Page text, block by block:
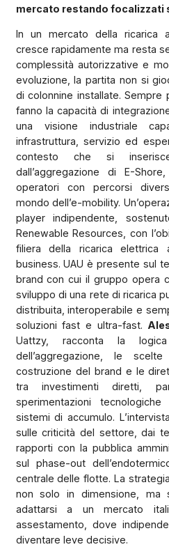
mercato restando focalizzati
In un mercato della ricarica
cresce rapidamente ma resta
complessità autorizzative e
evoluzione, la partita non si
di colonnine installate. Sempre
fanno la capacità di
una visione industriale
infrastruttura, servizio ed
contesto che si
dall’aggregazione di E-
operatori con percorsi
mondo dell’e-mobility.
player indipendente,
Renewable Resources, con
filiera della ricarica elettrica
business. UAU è presente sul
brand con cui il gruppo opera
sviluppo di una rete di ricarica
distribuita, interoperabile e
soluzioni fast e ultra-fast.
Uattzy, racconta la
dell’aggregazione, le
costruzione del brand e le
tra investimenti diretti,
sperimentazioni
sistemi di accumulo.
sulle criticità del settore, dai
rapporti con la pubblica
sul phase-out
centrale delle flotte. La
non solo in dimensione, ma
adattarsi a un mercato
assestamento, dove
diventare leve decisive.